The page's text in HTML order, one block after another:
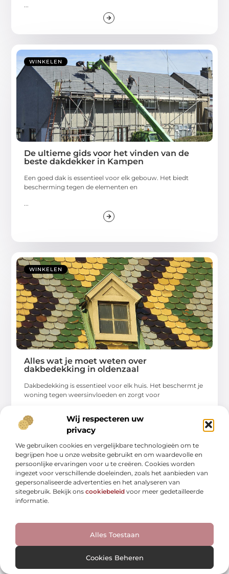
Wij respecteren uw
privacy
We gebruiken cookies en vergelijkbare technologieën om te
begrijpen hoe u onze website gebruikt en om waardevolle en
persoonlijke ervaringen voor u te creëren. Cookies worden
ingezet voor verschillende doeleinden, zoals het aanbieden van
gepersonaliseerde advertenties en het analyseren van
sitegebruik. Bekijk ons cookiebeleid voor meer gedetailleerde
informatie.
Alles Toestaan
Cookies Beheren
WINKELEN
De ultieme gids voor het vinden van de
beste dakdekker in Kampen
Een goed dak is essentieel voor elk gebouw. Het biedt
bescherming tegen de elementen en
...
WINKELEN
Alles wat je moet weten over
dakbedekking in oldenzaal
Dakbedekking is essentieel voor elk huis. Het beschermt je
woning tegen weersinvloeden en zorgt voor
WINKELEN
Ontdek hoe het crematorium in kerkrade